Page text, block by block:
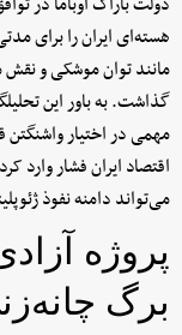
هسته‌ای ایران را برای
مانند توان موشکی و نقش
گذاشت. به باور این
مهمی در اختیار واشنگتن
اقتصاد ایران فشار وارد
می‌تواند دامنه نفوذ
پروژه
برگ